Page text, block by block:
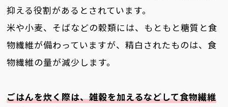
抑える役割があるとされています。
米や小麦、そばなどの穀類には、もともと糖質と食
物繊維が備わっていますが、精白されたものは、食
物繊維の量が減少します。
ごはんを炊く際は、雑穀を加えるなどして食物繊維